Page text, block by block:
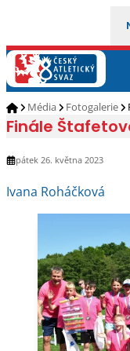
Média Fotogalerie
Finále
pátek 26. května 2023
Ivana Roháčková